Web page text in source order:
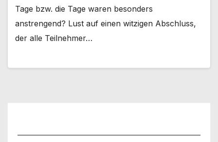
Tage bzw. die Tage waren besonders
anstrengend? Lust auf einen witzigen Abschluss,
der alle Teilnehmer…